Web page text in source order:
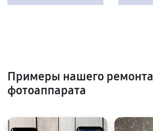
Примеры нашего ремонта
фотоаппарата